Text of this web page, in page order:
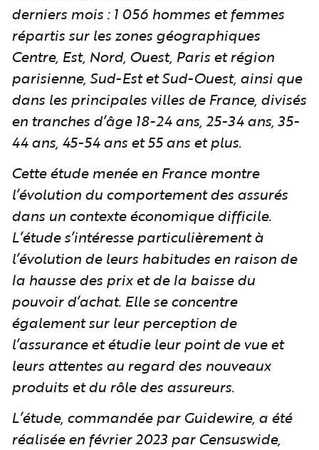
derniers mois : 1 056 hommes et femmes
répartis sur les zones géographiques
Centre, Est, Nord, Ouest, Paris et région
parisienne, Sud-Est et Sud-Ouest, ainsi que
dans les principales villes de France, divisés
en tranches d’âge 18-24 ans, 25-34 ans, 35-
44 ans, 45-54 ans et 55 ans et plus.
Cette étude menée en France montre
l’évolution du comportement des assurés
dans un contexte économique difficile.
L’étude s’intéresse particulièrement à
l’évolution de leurs habitudes en raison de
la hausse des prix et de la baisse du
pouvoir d’achat. Elle se concentre
également sur leur perception de
l’assurance et étudie leur point de vue et
leurs attentes au regard des nouveaux
produits et du rôle des assureurs.
L’étude, commandée par Guidewire, a été
réalisée en février 2023 par Censuswide,